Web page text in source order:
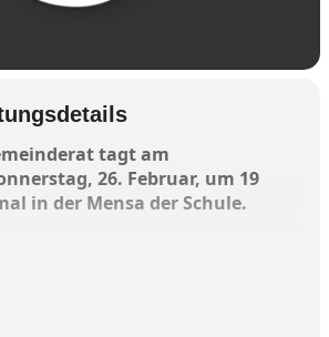
tagt am
26. Februar, um 19
in der Mensa der Schule.
Eröffnung der Sitzung